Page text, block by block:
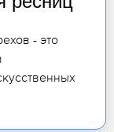
- это